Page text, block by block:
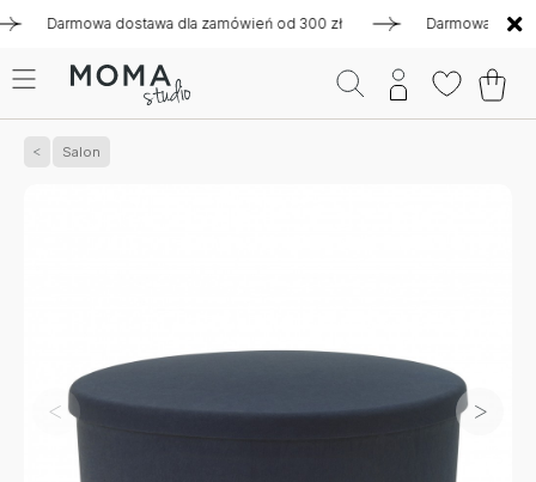
dostawa dla zamówień od 300 zł Darmowa dostawa
Salon